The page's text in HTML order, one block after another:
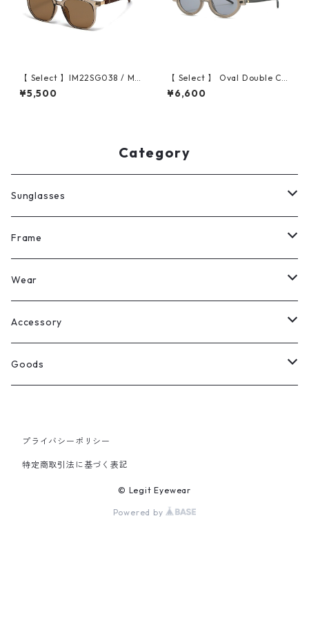
【 Select 】IM22SG038 / Me
tal Artificial Wood Vintage
Sunglasses (Champagne)
¥5,500
【 Select 】 Oval Double Col
or Vintage Sunglasses (Gel
Grey)
¥6,600
Category
Sunglasses
All
Legit Eyewear
Select
Frame
ボストン
ウェリントン
スクエア
ラウンド
Wear
All
Tee
Sewat
Accessory
Ring
Silver
Bracelet
Goods
Cap
プライバシーポリシー
特定商取引法に基づく表記
© Legit Eyewear
Powered by